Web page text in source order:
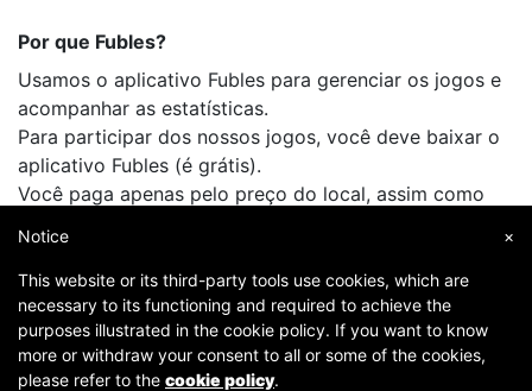
Por que Fubles?
Usamos o aplicativo Fubles para gerenciar os jogos e
acompanhar as estatísticas.
Para participar dos nossos jogos, você deve baixar o
aplicativo Fubles (é grátis).
Você paga apenas pelo preço do local, assim como
×
Notice
This website or its third-party tools use cookies, which are
necessary to its functioning and required to achieve the
purposes illustrated in the cookie policy. If you want to know
more or withdraw your consent to all or some of the cookies,
please refer to the cookie policy.